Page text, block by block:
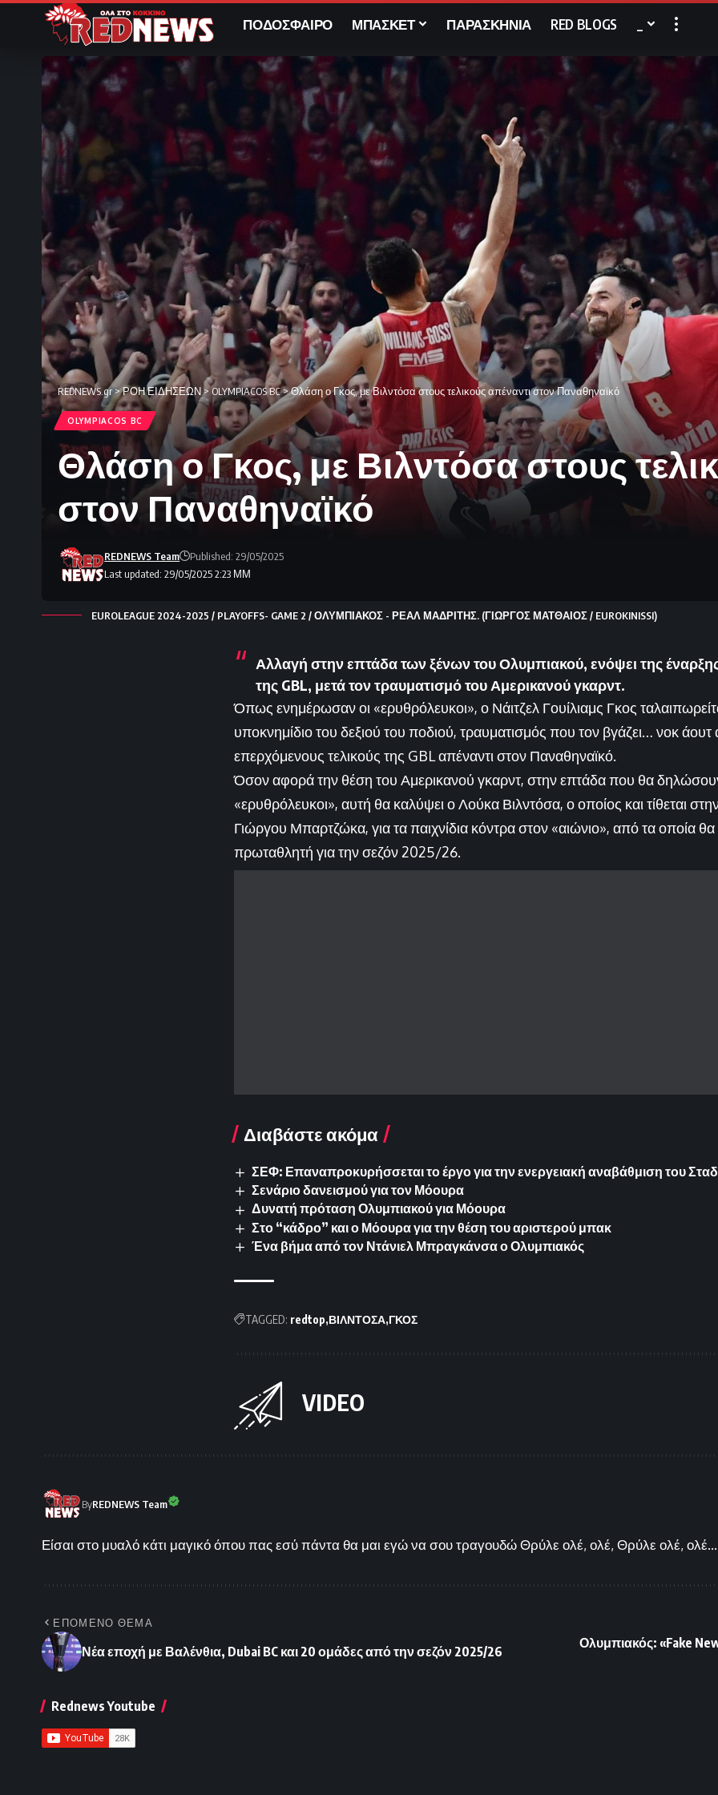
ΠΟΔΟΣΦΑΙΡΟ ΜΠΑΣΚΕΤ ΠΑΡΑΣΚΗΝΙΑ RED BLOGS
REDNEWS.gr>ΡΟΗ ΕΙΔΗΣΕΩΝ>OLYMPIACOS BC>Θλάση ο Γκος, με Βιλντόσα στους τελικούς απέναντι στον Παναθηναϊκό
OLYMPIACOS BC
Θλάση ο Γκος, με Βιλντόσα στους
στον Παναθηναϊκό
Last updated: 29/05/2025 2:23 ΜΜ
REDNEWS Team Published: 29/05/2025
EUROLEAGUE 2024-2025 / PLAYOFFS- GAME 2 / ΟΛΥΜΠΙΑΚΟΣ - ΡΕΑΛ ΜΑΔΡΙΤΗΣ. (ΓΙΩΡΓΟΣ ΜΑΤΘΑΙΟΣ / EUROKINISSI)
Αλλαγή στην επτάδα των ξένων του Ολυμπιακού, ενόψει της
της GBL, μετά τον τραυματισμό του Αμερικανού γκαρντ.
Όπως ενημέρωσαν οι «ερυθρόλευκοι», ο Νάιτζελ Γουίλιαμς Γκος
υποκνημίδιο του δεξιού του ποδιού, τραυματισμός που τον βγάζει… νοκ
επερχόμενους τελικούς της GBL απέναντι στον Παναθηναϊκό.
Όσον αφορά την θέση του Αμερικανού γκαρντ, στην επτάδα που θα
«ερυθρόλευκοι», αυτή θα καλύψει ο Λούκα Βιλντόσα, ο οποίος και τίθεται
Γιώργου Μπαρτζώκα, για τα παιχνίδια κόντρα στον «αιώνιο», από τα οποία θα
πρωταθλητή για την σεζόν 2025/26.
Διαβάστε ακόμα
ΣΕΦ: Επαναπροκυρήσσεται το έργο για την ενεργειακή αναβάθμιση του
Σενάριο δανεισμού για τον Μόουρα
Δυνατή πρόταση Ολυμπιακού για Μόουρα
Στο “κάδρο” και ο Μόουρα για την θέση του αριστερού μπακ
Ένα βήμα από τον Ντάνιελ Μπραγκάνσα ο Ολυμπιακός
TAGGED: redtop ΒΙΛΝΤΟΣΑ ΓΚΟΣ
VIDEO
ByREDNEWS Team
Είσαι στο μυαλό κάτι μαγικό όπου πας εσύ πάντα θα μαι εγώ να σου τραγουδώ Θρύλε ολέ, ολέ, Θρύλε ολέ, ολέ...
ΕΠΟΜΕΝΟ ΘΕΜΑ
Νέα εποχή με Βαλένθια, Dubai BC και 20 ομάδες από την σεζόν 2025/26
Ολυμπιακός: «Fake
Rednews Youtube